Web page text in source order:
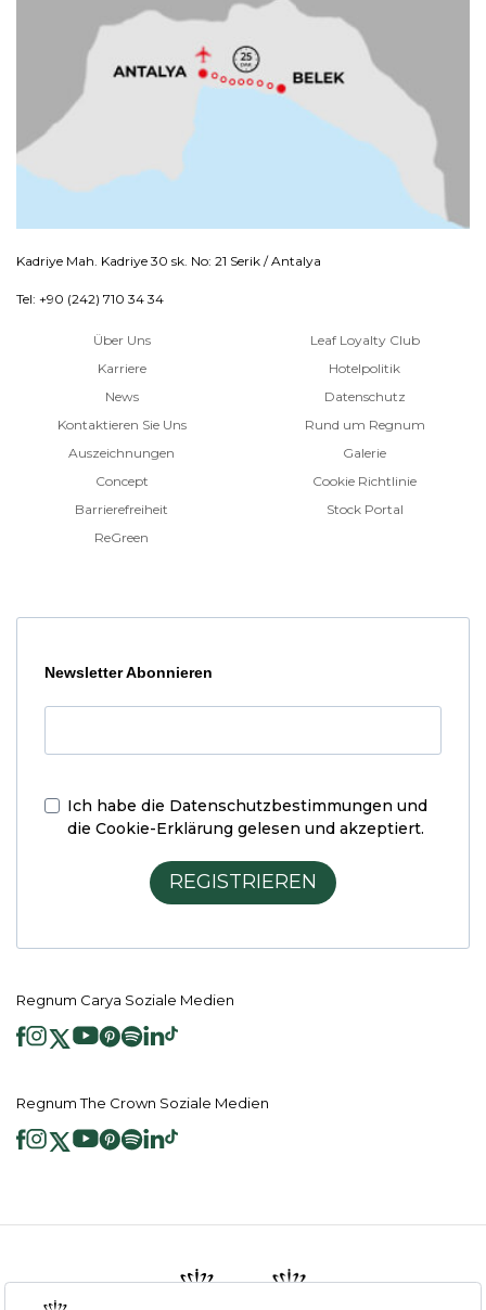
Kadriye Mah. Kadriye 30 sk. No: 21 Serik / Antalya
Tel: +90 (242) 710 34 34
Über Uns
Karriere
News
Kontaktieren Sie Uns
Auszeichnungen
Concept
Barrierefreiheit
ReGreen
Leaf Loyalty Club
Hotelpolitik
Datenschutz
Rund um Regnum
Galerie
Cookie Richtlinie
Stock Portal
Newsletter Abonnieren
Ich habe die Datenschutzbestimmungen und
die Cookie-Erklärung gelesen und akzeptiert.
REGISTRIEREN
Regnum Carya Soziale Medien
Regnum The Crown Soziale Medien